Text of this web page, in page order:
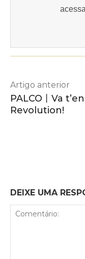
Artigo anterior
PALCO丨Va
Revolution!
DEIXE UMA